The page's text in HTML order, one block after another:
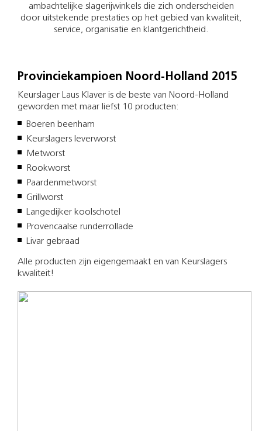
ambachtelijke slagerijwinkels die zich onderscheiden
door uitstekende prestaties op het gebied van kwaliteit,
service, organisatie en klantgerichtheid.
Provinciekampioen Noord-Holland 2015
Keurslager Laus Klaver is de beste van Noord-Holland
geworden met maar liefst 10 producten:
Boeren beenham
Keurslagers leverworst
Metworst
Rookworst
Paardenmetworst
Grillworst
Langedijker koolschotel
Provencaalse runderrollade
Livar gebraad
Alle producten zijn eigengemaakt en van Keurslagers
kwaliteit!